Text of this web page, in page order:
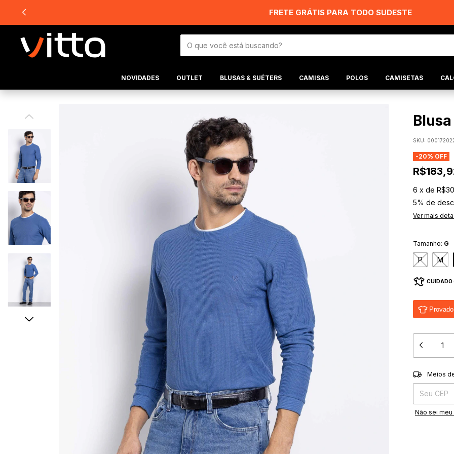
FRETE GRÁTIS PARA TODO SUDESTE
NOVIDADES OUTLET BLUSAS & SUÉTERS CAMISAS POLOS CAMISETAS
SKU:
-20% OFF
6 x de
5% de
Ver mais
Tamanho: G
P M
CUIDADO
Entregas para
Meios
Não sei meu